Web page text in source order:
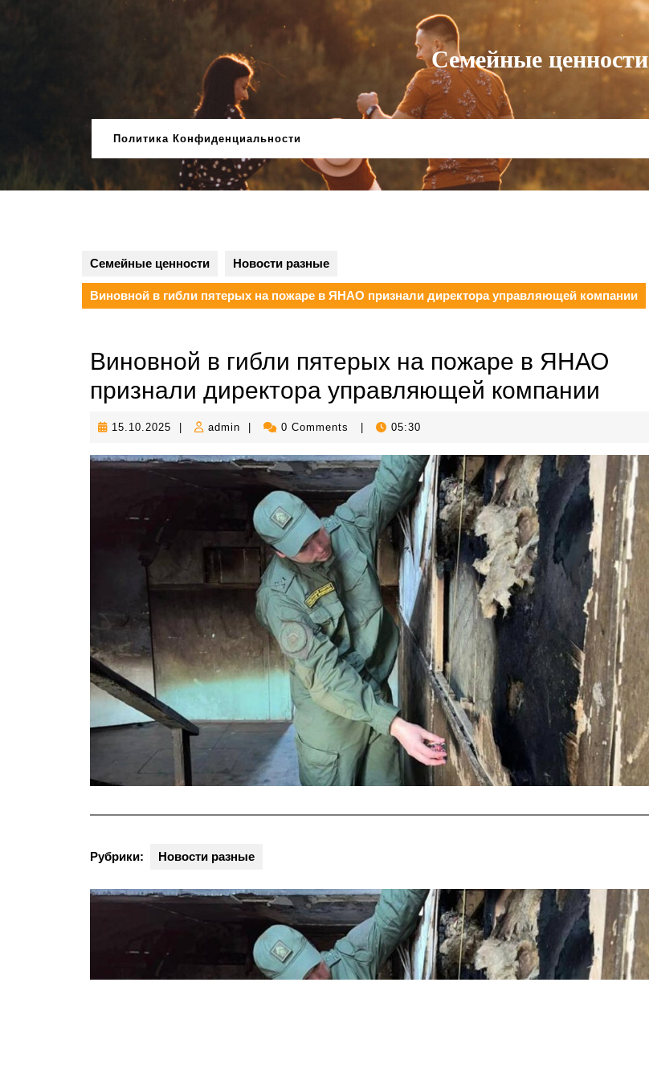
Семейные ценности
Политика Конфиденциальности
Семейные ценности Новости разные
Виновной в гибли пятерых на пожаре в ЯНАО признали директора управляющей компании
Виновной в гибли пятерых на пожаре в ЯНАО
признали директора управляющей компании
15.10.2025 15.10.2025
admin admin 0 Comments 05:30
Рубрики: Новости разные